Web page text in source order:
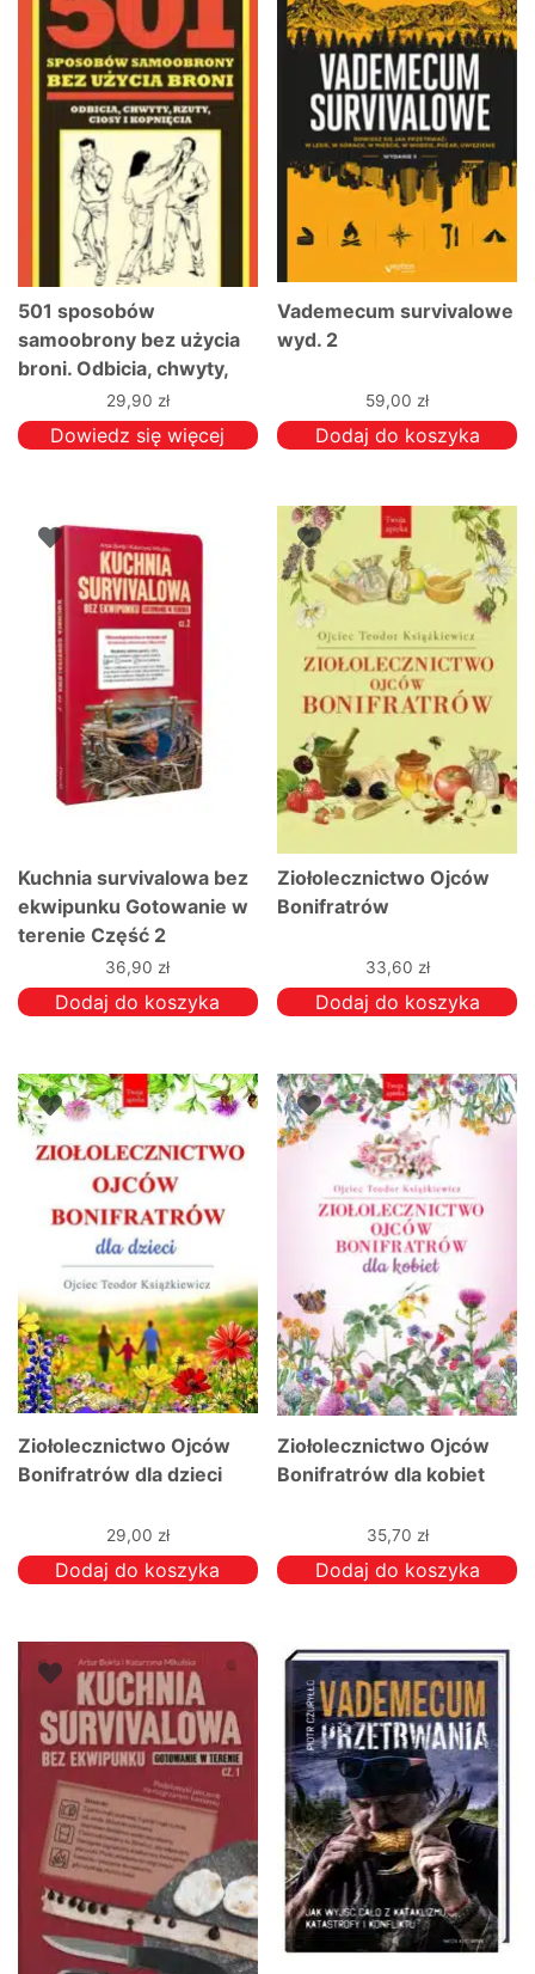
501 sposobów
samoobrony bez użycia
broni. Odbicia, chwyty,
rzuty, ciosy i kopnięcia
29,90 zł
Dowiedz się więcej
Vademecum survivalowe
wyd. 2
59,00 zł
Dodaj do koszyka
Kuchnia survivalowa bez
ekwipunku Gotowanie w
terenie Część 2
36,90zł
Dodaj do koszyka
Ziołolecznictwo Ojców
Bonifratrów
33,60 zł
Dodaj do koszyka
Ziołolecznictwo Ojców
Bonifratrów dla dzieci
29,00 zł
Dodaj do koszyka
Ziołolecznictwo Ojców
Bonifratrów dla kobiet
35,70 zł
Dodaj do koszyka